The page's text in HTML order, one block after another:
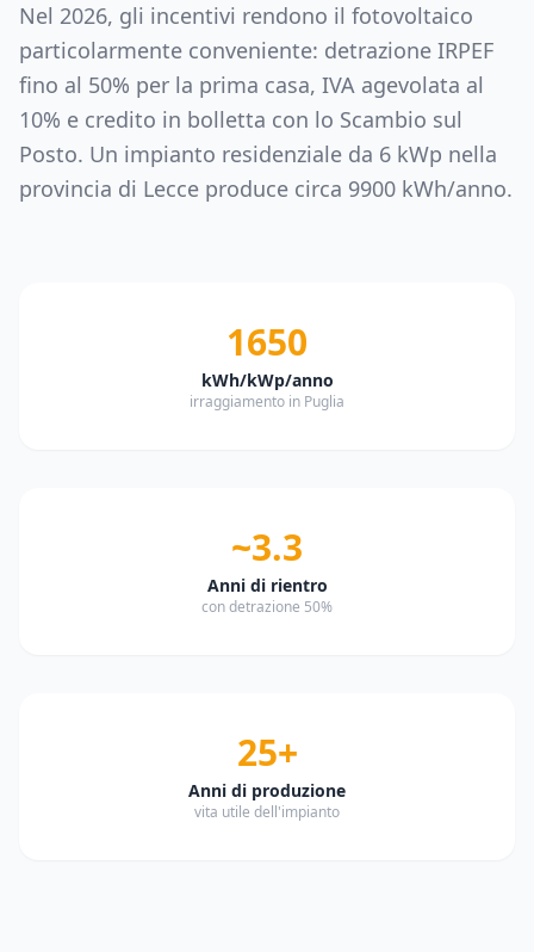
Nel 2026, gli incentivi rendono il fotovoltaico
particolarmente conveniente: detrazione IRPEF
fino al 50% per la prima casa, IVA agevolata al
10% e credito in bolletta con lo Scambio sul
Posto. Un impianto residenziale da 6 kWp nella
provincia di Lecce produce circa 9900 kWh/anno.
1650
kWh/kWp/anno
irraggiamento in Puglia
~3.3
Anni di rientro
con detrazione 50%
25+
Anni di produzione
vita utile dell'impianto